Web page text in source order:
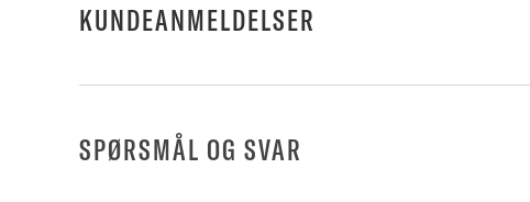
KUNDEANMELDELSER
SPØRSMÅL OG SVAR